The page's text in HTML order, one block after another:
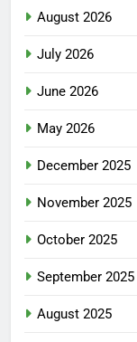
August 2026
July 2026
June 2026
May 2026
December 2025
November 2025
October 2025
September 2025
August 2025